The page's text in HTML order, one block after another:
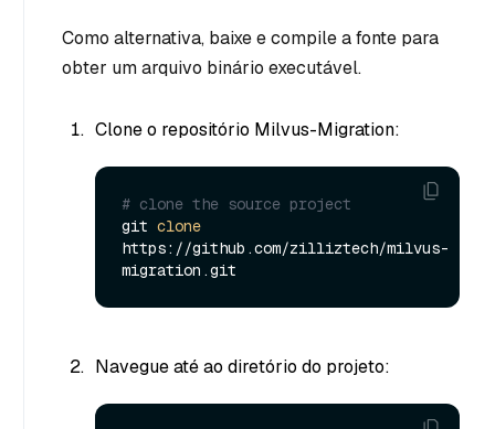
Como alternativa, baixe e compile a fonte para
obter um arquivo binário executável.
Clone o repositório Milvus-Migration:
# clone the source project
git clone
https://github.com/zilliztech/milvus-
Navegue até ao diretório do projeto: